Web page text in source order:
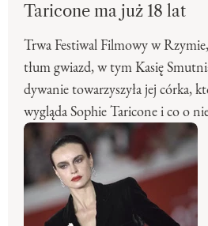
Taricone ma już 18 lat
Trwa Festiwal Filmowy w
tłum gwiazd, w tym Kasię
dywanie towarzyszyła jej córka,
wygląda Sophie Taricone i co o